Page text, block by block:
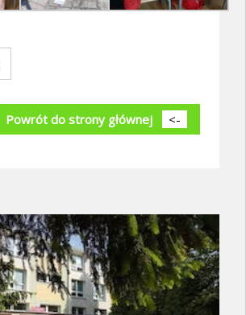
Powrót do strony głównej <-